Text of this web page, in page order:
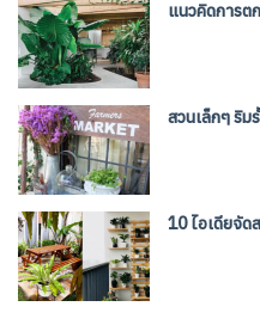
แนวคิดการต
สวนเล็กๆ ริม
10 ไอเดียจัด